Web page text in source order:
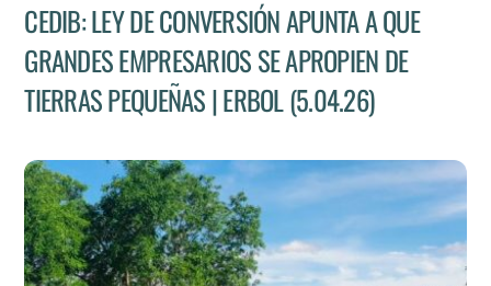
CEDIB: LEY DE CONVERSIÓN APUNTA A QUE
GRANDES EMPRESARIOS SE APROPIEN DE
TIERRAS PEQUEÑAS | ERBOL (5.04.26)